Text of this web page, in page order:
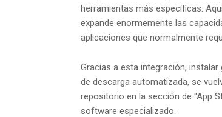
herramientas más específicas.
expande enormemente las
aplicaciones que normalmente
Gracias a esta integración,
de descarga automatizada, se
repositorio en la sección de "App
software especializado.